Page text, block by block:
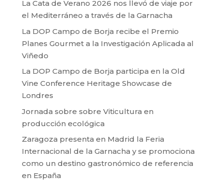
La Cata de Verano 2026 nos llevó de viaje por
el Mediterráneo a través de la Garnacha
La DOP Campo de Borja recibe el Premio
Planes Gourmet a la Investigación Aplicada al
Viñedo
La DOP Campo de Borja participa en la Old
Vine Conference Heritage Showcase de
Londres
Jornada sobre sobre Viticultura en
producción ecológica
Zaragoza presenta en Madrid la Feria
Internacional de la Garnacha y se promociona
como un destino gastronómico de referencia
en España